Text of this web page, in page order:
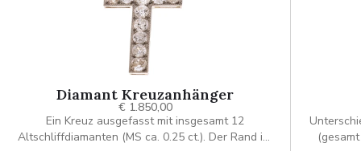
Diamant Kreuzanhänger
€ 1.850,00
Ein Kreuz ausgefasst mit insgesamt 12
Altschliffdiamanten (MS ca. 0.25 ct.). Der Rand ist